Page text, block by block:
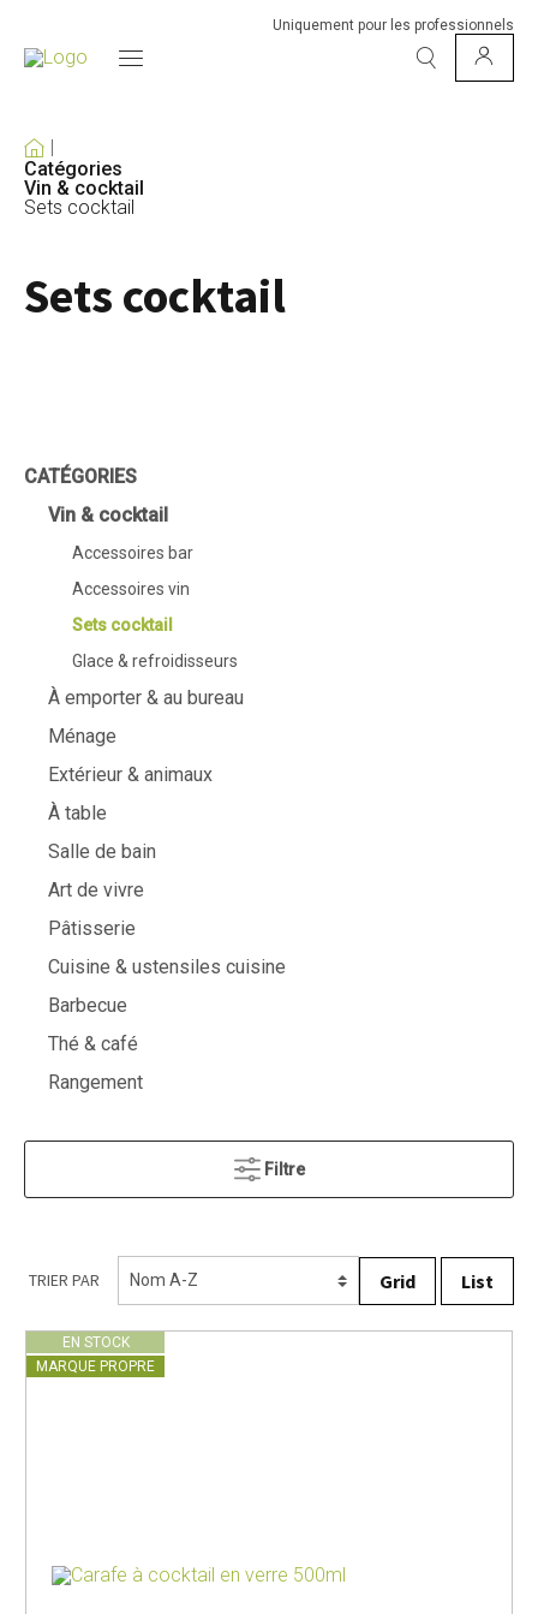
Uniquement pour les professionnels
Catégories
Vin & cocktail
Sets cocktail
Sets cocktail
CATÉGORIES
Vin & cocktail
Accessoires bar
Accessoires vin
Sets cocktail
Glace & refroidisseurs
À emporter & au bureau
Ménage
Extérieur & animaux
À table
Salle de bain
Art de vivre
Pâtisserie
Cuisine & ustensiles cuisine
Barbecue
Thé & café
Rangement
Filtre
TRIER PAR Grid List
EN STOCK
MARQUE PROPRE